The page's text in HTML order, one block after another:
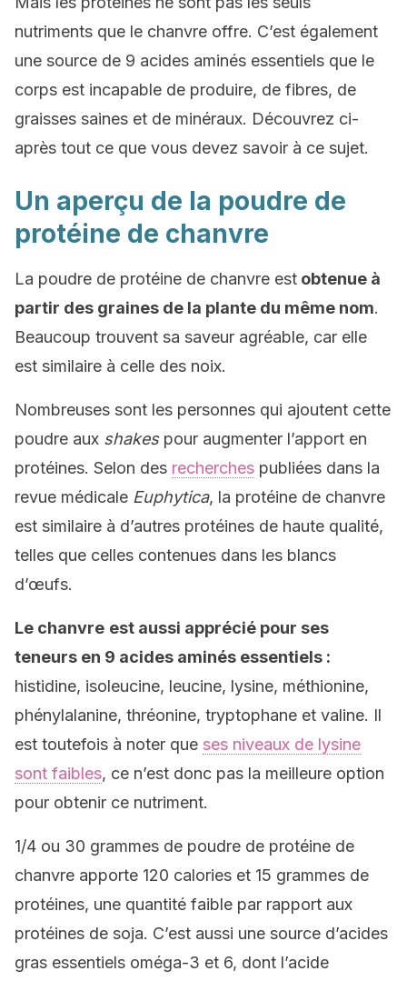
nutriments que le chanvre offre. C’est également
une source de 9 acides aminés essentiels que le
corps est incapable de produire, de fibres, de
graisses saines et de minéraux. Découvrez ci-
après tout ce que vous devez savoir à ce sujet.
Un aperçu de la poudre de
protéine de chanvre
La poudre de protéine de chanvre est obtenue à
partir des graines de la plante du même nom.
Beaucoup trouvent sa saveur agréable, car elle
est similaire à celle des noix.
Nombreuses sont les personnes qui ajoutent cette
poudre aux shakespour augmenter l’apport en
protéines. Selon des recherches publiées dans la
revue médicale Euphytica, la protéine de chanvre
est similaire à d’autres protéines de haute qualité,
telles que celles contenues dans les blancs
d’œufs.
Le chanvre est aussi apprécié pour ses
teneurs en 9 acides aminés essentiels :
histidine, isoleucine, leucine, lysine, méthionine,
phénylalanine, thréonine, tryptophane et valine. Il
est toutefois à noter que ses niveaux de lysine
sont faibles, ce n’est donc pas la meilleure option
pour obtenir ce nutriment.
1/4 ou 30 grammes de poudre de protéine de
chanvre apporte 120 calories et 15 grammes de
protéines, une quantité faible par rapport aux
protéines de soja. C’est aussi une source d’acides
gras essentiels oméga-3 et 6, dont l’acide